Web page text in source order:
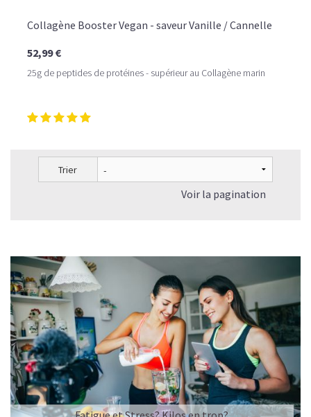
Collagène Booster Vegan - saveur Vanille / Cannelle
52,99 €
25g de peptides de protéines - supérieur au Collagène marin
Trier
Voir la pagination